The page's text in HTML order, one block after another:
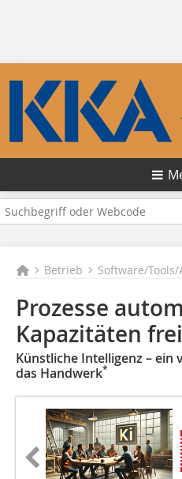
Betrieb Software/Tools/
Prozesse
Kapazitäten
Künstliche Intelligenz – ein
das Handwerk*